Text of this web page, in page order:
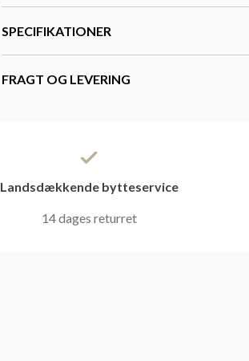
SPECIFIKATIONER
FRAGT OG LEVERING
Landsdækkende bytteservice
14 dages returret